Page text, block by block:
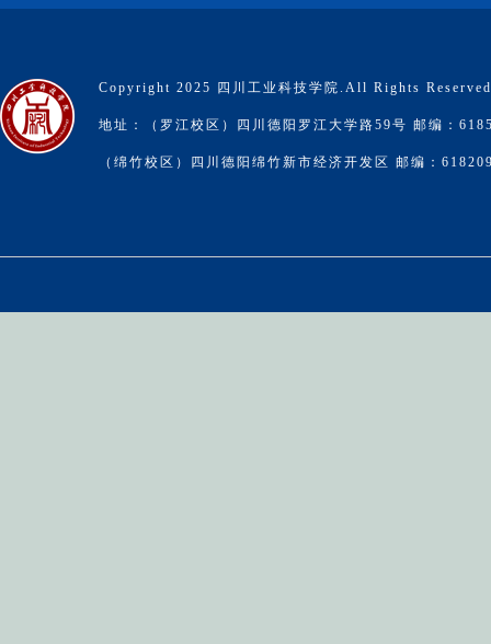
Copyright 2025 四川工业科技学院.All Rights
地址：（罗江校区）四川德阳罗江大学路59号 邮编：
（绵竹校区）四川德阳绵竹新市经济开发区 邮编：